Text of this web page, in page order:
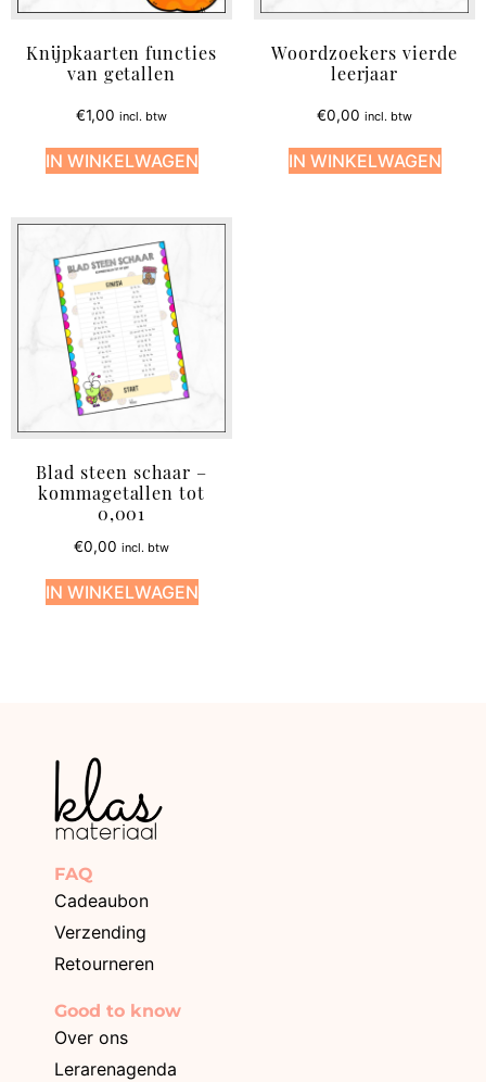
Knijpkaarten functies
van getallen
€1,00 incl. btw
IN WINKELWAGEN
Woordzoekers vierde
leerjaar
€0,00 incl. btw
IN WINKELWAGEN
Blad steen schaar –
kommagetallen tot
0,001
€0,00 incl. btw
IN WINKELWAGEN
FAQ
Cadeaubon
Verzending
Retourneren
Good to know
Over ons
Lerarenagenda